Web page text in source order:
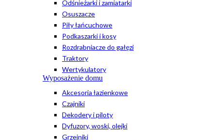
Odśnieżarki i zamiatarki
Osuszacze
Piły łańcuchowe
Podkaszarki i kosy
Rozdrabniacze do gałęzi
Traktory
Wertykulatory
Wyposażenie domu
Akcesoria łazienkowe
Czajniki
Dekodery i piloty
Dyfuzory, woski, olejki
Grzejniki